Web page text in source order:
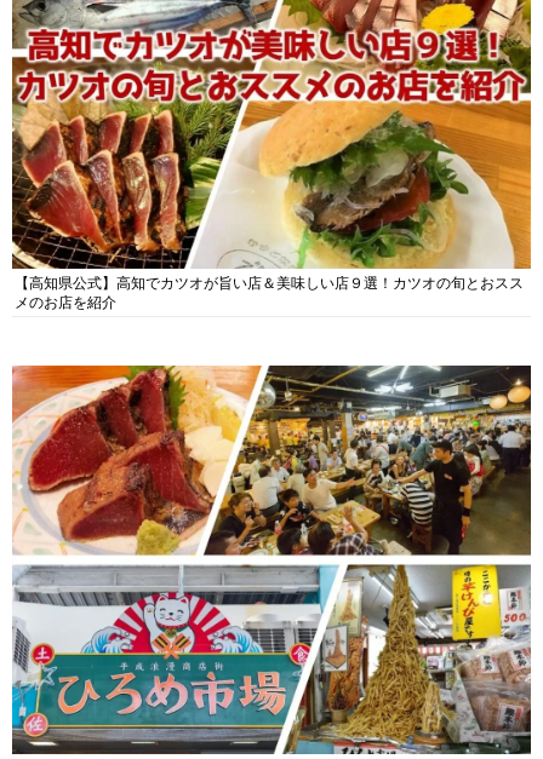
【高知県公式】高知でカツオが旨い店＆美味しい店９選！カツオの旬とおスス
メのお店を紹介